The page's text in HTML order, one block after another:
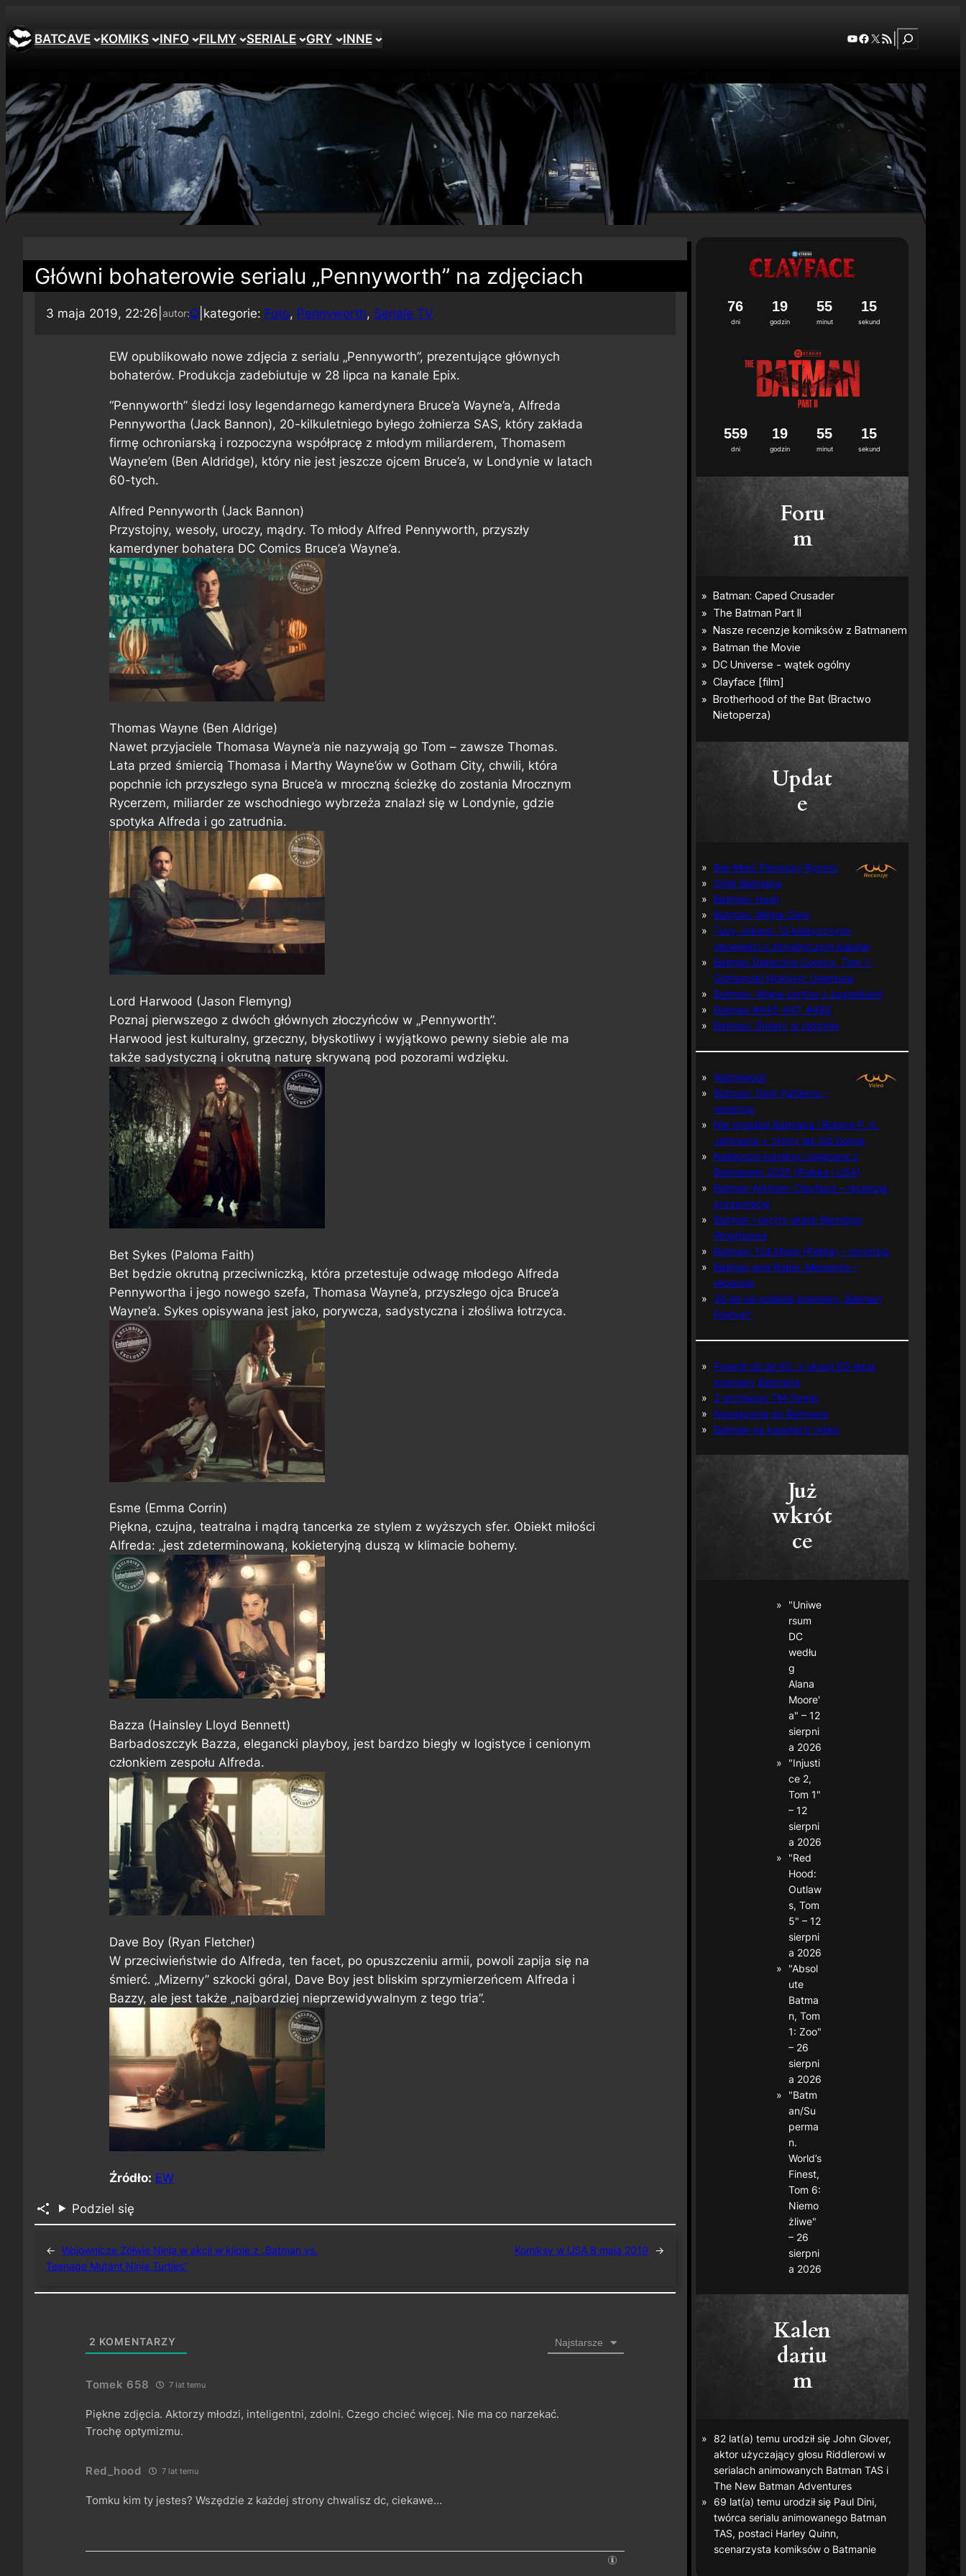
BATCAVE KOMIKS INFO FILMY SERIALE GRY INNE YouTube
Facebook
X RSS FeedSzukaj
Główni bohaterowie serialu „Pennyworth” na zdjęciach
3 maja 2019, 22:26 autor:Q kategorie: Foto, Pennyworth, Seriale TV
EW opublikowało nowe zdjęcia z serialu „Pennyworth”, prezentujące głównych
bohaterów. Produkcja zadebiutuje w 28 lipca na kanale Epix.
“Pennyworth” śledzi losy legendarnego kamerdynera Bruce’a Wayne’a, Alfreda
Pennywortha (Jack Bannon), 20-kilkuletniego byłego żołnierza SAS, który zakłada
firmę ochroniarską i rozpoczyna współpracę z młodym miliarderem, Thomasem
Wayne’em (Ben Aldridge), który nie jest jeszcze ojcem Bruce’a, w Londynie w latach
60-tych.
Alfred Pennyworth (Jack Bannon)
Przystojny, wesoły, uroczy, mądry. To młody Alfred Pennyworth, przyszły
kamerdyner bohatera DC Comics Bruce’a Wayne’a.
Thomas Wayne (Ben Aldrige)
Nawet przyjaciele Thomasa Wayne’a nie nazywają go Tom – zawsze Thomas.
Lata przed śmiercią Thomasa i Marthy Wayne’ów w Gotham City, chwili, która
popchnie ich przyszłego syna Bruce’a w mroczną ścieżkę do zostania Mrocznym
Rycerzem, miliarder ze wschodniego wybrzeża znalazł się w Londynie, gdzie
spotyka Alfreda i go zatrudnia.
Lord Harwood (Jason Flemyng)
Poznaj pierwszego z dwóch głównych złoczyńców w „Pennyworth”.
Harwood jest kulturalny, grzeczny, błyskotliwy i wyjątkowo pewny siebie ale ma
także sadystyczną i okrutną naturę skrywaną pod pozorami wdzięku.
Bet Sykes (Paloma Faith)
Bet będzie okrutną przeciwniczką, która przetestuje odwagę młodego Alfreda
Pennywortha i jego nowego szefa, Thomasa Wayne’a, przyszłego ojca Bruce’a
Wayne’a. Sykes opisywana jest jako, porywcza, sadystyczna i złośliwa łotrzyca.
Esme (Emma Corrin)
Piękna, czujna, teatralna i mądrą tancerka ze stylem z wyższych sfer. Obiekt miłości
Alfreda: „jest zdeterminowaną, kokieteryjną duszą w klimacie bohemy.
Bazza (Hainsley Lloyd Bennett)
Barbadoszczyk Bazza, elegancki playboy, jest bardzo biegły w logistyce i cenionym
członkiem zespołu Alfreda.
Dave Boy (Ryan Fletcher)
W przeciwieństwie do Alfreda, ten facet, po opuszczeniu armii, powoli zapija się na
śmierć. „Mizerny” szkocki góral, Dave Boy jest bliskim sprzymierzeńcem Alfreda i
Bazzy, ale jest także „najbardziej nieprzewidywalnym z tego tria”.
Źródło: EW
Podziel się
← Wojownicze Żółwie Ninja w akcji w klipie z „Batman vs.
Teenage Mutant Ninja Turtles”
Komiksy w USA 8 maja 2019 →
2 KOMENTARZY Najstarsze
Tomek 658 7 lat temu
Piękne zdjęcia. Aktorzy młodzi, inteligentni, zdolni. Czego chcieć więcej. Nie ma co narzekać.
Trochę optymizmu.
Red_hood 7 lat temu
Tomku kim ty jestes? Wszędzie z każdej strony chwalisz dc, ciekawe…
dni
76
godzin
19
minut
55
sekund
14
dni
559
godzin
19
minut
55
sekund
14
Foru
m
Updat
e
Bat-Man: Pierwszy Rycerz
Grób Batmana
Batman: Hush
Batman: Wojna Cieni
Tuzy Jokera: 13 klasycznych
opowieści o zbrodniczym klaunie
Batman Detective Comics, Tom 1:
Gothamski Nokturn: Uwertura
Batman: Wojna żartów z zagadkami
Batman #445-447, #480
Batman: Śmierć w rodzinie
Wątpliwość
Batman: Dark Patterns –
recenzja
Nie prześpij Batmana i Robina P. K.
Johnsona + zimny jak lód bonus
Najlepsze komiksy związane z
Batmanem 2025 (Polska i USA)
Batman Arkham: Clayface – recenzja,
prezentacja
Batman i ukryty skarb Berniego
Wrightsona
Batman: Full Moon (Pełnia) – recenzja
Batman and Robin: Memento –
recenzja
30 lat od polskiej premiery „Batman
Forever”
Powrót do lat 60. z okazji 60-lecia
premiery Batmana
Z archiwum TM-Semic
Nawiązania do Batmana
Batman na kasetach video
Już
wkrót
ce
"Uniwe
rsum
DC
wedłu
g
Alana
Moore'
a" – 12
sierpni
a 2026
"Injusti
ce 2,
Tom 1"
– 12
sierpni
a 2026
"Red
Hood:
Outlaw
s, Tom
5" – 12
sierpni
a 2026
"Absol
ute
Batma
n, Tom
1: Zoo"
– 26
sierpni
a 2026
"Batm
an/Su
perma
n.
World’s
Finest,
Tom 6:
Niemo
żliwe"
– 26
sierpni
a 2026
Kalen
dariu
m
82 lat(a) temu urodził się John Glover,
aktor użyczający głosu Riddlerowi w
serialach animowanych Batman TAS i
The New Batman Adventures
69 lat(a) temu urodził się Paul Dini,
twórca serialu animowanego Batman
TAS, postaci Harley Quinn,
scenarzysta komiksów o Batmanie